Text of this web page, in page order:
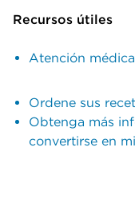
Recursos útiles
Atención
Ordene sus
Obtenga más
convertirse en